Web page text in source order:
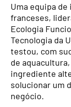
Uma equipa
franceses,
Ecologia
Tecnologia da
testou, com
de
ingrediente
solucionar um
negócio.